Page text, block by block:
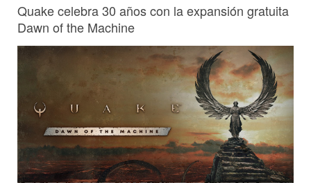
Quake celebra 30 años con la expansión gratuita
Dawn of the Machine